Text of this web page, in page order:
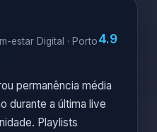
estar Digital · Porto4.9
permanência média
durante a última live
Playlists